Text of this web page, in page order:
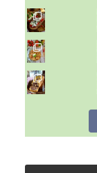
~ SALADE DE PÂTES AUX DEUX TOMATES THON ET BURRA